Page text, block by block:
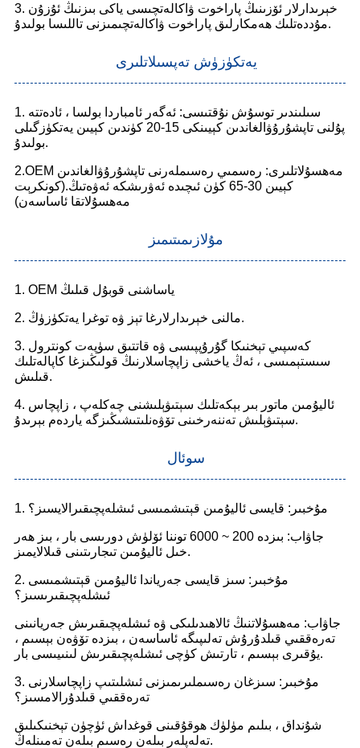
3. خېرىدارلار ئۆزىنىڭ پاراخوت ۋاكالەتچىسى ياكى بىزنىڭ ئۇزۇن
مۇددەتلىك ھەمكارلىق پاراخوت ۋاكالەتچىمىزنى تاللىسا بولىدۇ.
يەتكۈزۈش تەپسىلاتلىرى
1. سىلىندىر توسۇش نۇقتىسى: ئەگەر ئامباردا بولسا ، ئادەتتە
پۇلنى تاپشۇرۇۋالغاندىن كېيىنكى 15-20 كۈندىن كېيىن يەتكۈزگىلى
بولىدۇ.
2.OEM مەھسۇلاتلىرى: رەسمىي رەسىملەرنى تاپشۇرۇۋالغاندىن
كېيىن 30-65 كۈن ئىچىدە ئەۋرىشكە ئەۋەتىڭ.(كونكرېت
مەھسۇلاتقا ئاساسەن)
مۇلازىمىتىمىز
1. OEM ياساشنى قوبۇل قىلىڭ
2. مالنى خېرىدارلارغا تېز ۋە توغرا يەتكۈزۈڭ.
3. كەسپىي تېخنىكا گۇرۇپپىسى ۋە قاتتىق سۈپەت كونترول
سىستېمىسى ، ئەڭ ياخشى زاپچاسلارنىڭ قولىڭىزغا كاپالەتلىك
قىلىش.
4. ئاليۇمىن ماتور بىر بېكەتلىك سېتىۋېلىشنى چەكلەپ ، زاپچاس
سېتىۋېلىش تەننەرخىنى تۆۋەنلىتىشىڭىزگە ياردەم بېرىدۇ.
سوئال
1. مۇخبىر: قايسى ئاليۇمىن قېتىشمىسى ئىشلەپچىقىرالايسىز؟
جاۋاب: بىزدە 200 ~ 6000 توننا ئۆلۈش دورىسى بار ، بىز ھەر
خىل ئاليۇمىن تىجارىتىنى قىلالايمىز.
2. مۇخبىر: سىز قايسى جەرياندا ئاليۇمىن قېتىشمىسى
ئىشلەپچىقىرىسىز؟
جاۋاب: مەھسۇلاتنىڭ ئالاھىدىلىكى ۋە ئىشلەپچىقىرىش جەريانىنى
تەرەققىي قىلدۇرۇش تەلىپىگە ئاساسەن ، بىزدە تۆۋەن بېسىم ،
يۇقىرى بېسىم ، تارتىش كۈچى ئىشلەپچىقىرىش لىنىيىسى بار.
3. مۇخبىر: سىزغان رەسىملىرىمىزنى ئىشلىتىپ زاپچاسلارنى
تەرەققىي قىلدۇرالامسىز؟
شۇنداق ، بىلىم مۈلۈك ھوقۇقىنى قوغداش ئۈچۈن تېخنىكىلىق
تەلەپلەر بىلەن رەسىم بىلەن تەمىنلەڭ.